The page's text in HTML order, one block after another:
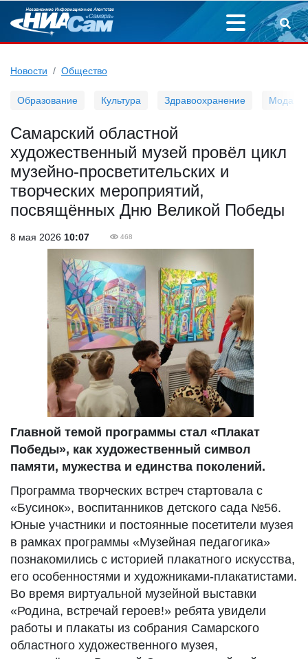
Новости Общество
Образование Культура Здравоохранение Мода
Самарский областной
художественный музей провёл цикл
музейно-просветительских и
творческих мероприятий,
посвящённых Дню Великой Победы
8 мая 2026 10:07 468
Главной темой программы стал «Плакат
Победы», как художественный символ
памяти, мужества и единства поколений.
Программа творческих встреч стартовала с
«Бусинок», воспитанников детского сада №56.
Юные участники и постоянные посетители музея
в рамках программы «Музейная педагогика»
познакомились с историей плакатного искусства,
его особенностями и художниками-плакатистами.
Во время виртуальной музейной выставки
«Родина, встречай героев!» ребята увидели
работы и плакаты из собрания Самарского
областного художественного музея,